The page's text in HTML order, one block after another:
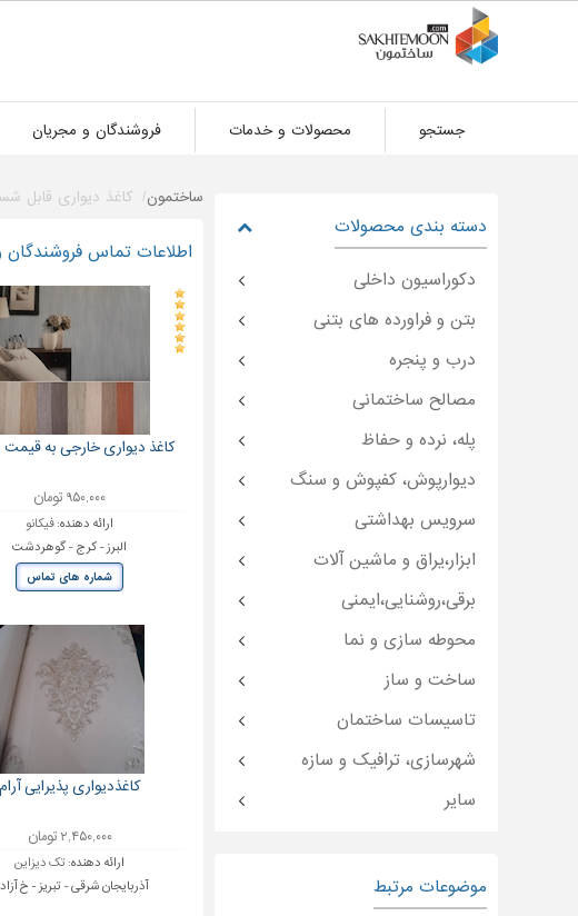
جستجو محصولات و خدمات فروشندگان و مجریان
ساختمون کاغذ دیواری قابل
اطلاعات تماس
کاغذ دیواری خارجی به
۹۵۰,۰۰۰ تومان
ارائه دهنده:فیکانو
البرز - کرج - گوهردشت
شماره های تماس
کاغذدیواری پذیرایی آرام
۲,۴۵۰,۰۰۰ تومان
ارائه دهنده: تک دیزاین
آذربایجان شرقی - تبریز - خ
دسته بندی محصولات
دکوراسیون داخلی
بتن و فراورده های بتنی
درب و پنجره
مصالح ساختمانی
پله، نرده و حفاظ
دیوارپوش، کفپوش و سنگ
سرویس بهداشتی
ابزار،یراق و ماشین آلات
برقی،روشنایی،ایمنی
محوطه سازی و نما
ساخت و ساز
تاسیسات ساختمان
شهرسازی، ترافیک و سازه
سایر
موضوعات مرتبط